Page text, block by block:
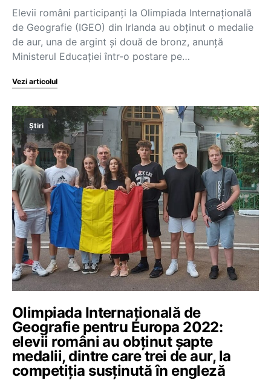
Elevii români participanți la Olimpiada Internațională
de Geografie (IGEO) din Irlanda au obținut o medalie
de aur, una de argint și două de bronz, anunță
Ministerul Educației într-o postare pe…
Vezi articolul
Știri
Olimpiada Internațională de
Geografie pentru Europa 2022:
elevii români au obținut șapte
medalii, dintre care trei de aur, la
competiția susținută în engleză